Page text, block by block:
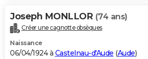
Joseph MONLLOR (74 ans)
Créer une cagnotte obsèques
Naissance
06/04/1924 à Castelnau-d'Aude (Aude)